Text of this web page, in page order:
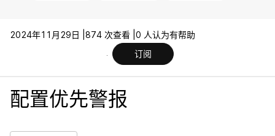
2024年11月29日 | 874 次查看 | 0 人认为有帮助
订阅
配置优先警报